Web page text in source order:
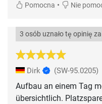
Pomocna • Nie
3 osób uznało tę opinię
Dirk (SW-95.0205)
Aufbau an einem Tag
übersichtlich.